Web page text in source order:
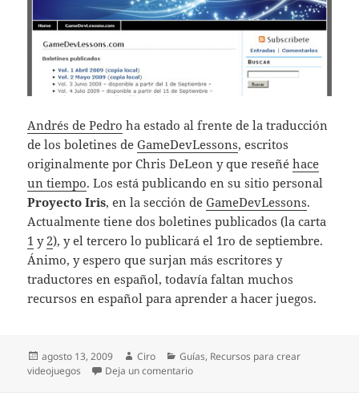
Andrés de Pedro ha estado al frente de la traducción
de los boletines deGameDevLessons, escritos
originalmente por Chris DeLeon y que reseñéhace
un tiempo. Los está publicando en su sitio personal
Proyecto Iris, en la sección deGameDevLessons.
Actualmente tiene dos boletines publicados (la carta
1 y2), y el tercero lo publicará el 1ro de septiembre.
Ánimo, y espero que surjan más escritores y
traductores en español, todavía faltan muchos
recursos en español para aprender a hacer juegos.
Publicado
el
agosto 13, 2009 Autor
Ciro Categorías
Guías, Recursos para crear
videojuegos
Deja un comentarioen Boletines de GameDevLessons